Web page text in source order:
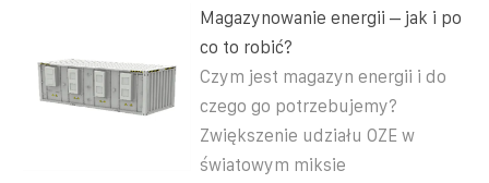
Magazynowanie energii – jak i po
co to robić?
Czym jest magazyn energii i do
czego go potrzebujemy?
Zwiększenie udziału OZE w
światowym miksie